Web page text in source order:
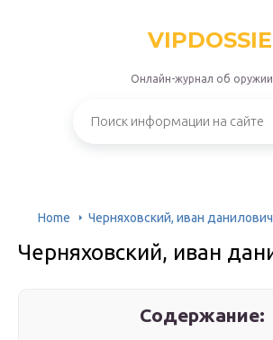
Онлайн-журнал об оружии
Home Черняховский, иван данилович
Черняховский, иван
Содержание: